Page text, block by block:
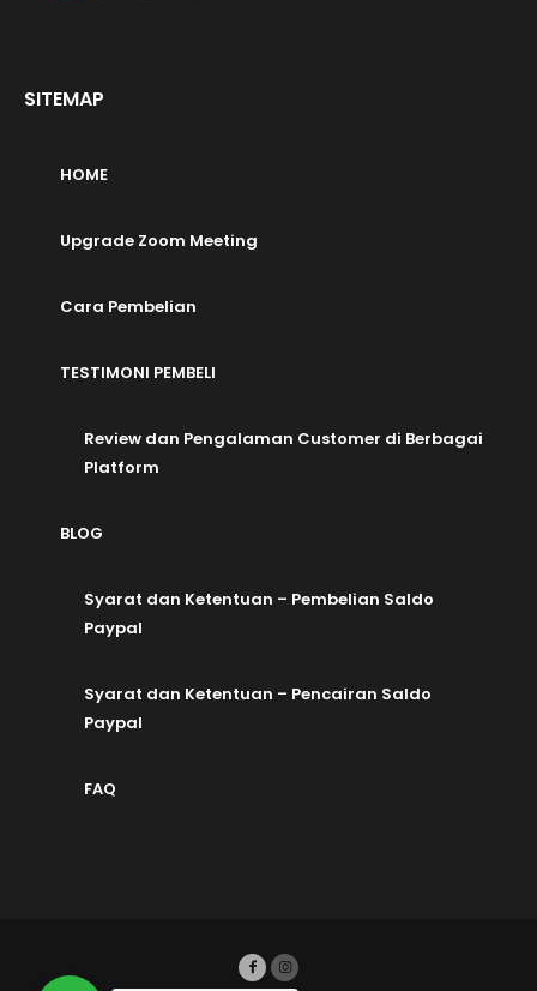
SITEMAP
HOME
Upgrade Zoom Meeting
Cara Pembelian
TESTIMONI PEMBELI
Review dan Pengalaman Customer di Berbagai
Platform
BLOG
Syarat dan Ketentuan – Pembelian Saldo
Paypal
Syarat dan Ketentuan – Pencairan Saldo
Paypal
FAQ